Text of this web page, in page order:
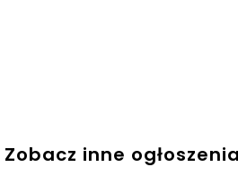
Zobacz inne ogłoszenia